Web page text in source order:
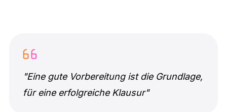
"Eine gute Vorbereitung ist die Grundlage,
für eine erfolgreiche Klausur"